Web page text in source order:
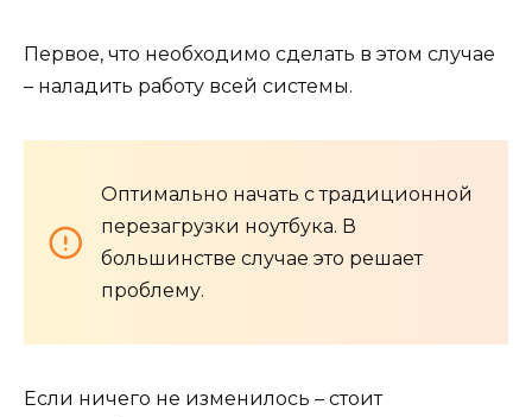
Первое, что необходимо сделать в этом случае
– наладить работу всей системы.
Оптимально начать с традиционной
перезагрузки ноутбука. В
большинстве случае это решает
проблему.
Если ничего не изменилось – стоит